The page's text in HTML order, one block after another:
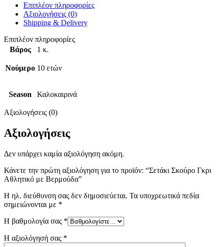
Επιπλέον πληροφορίες
Αξιολογήσεις (0)
Shipping & Delivery
Επιπλέον πληροφορίες
Βάρος
1 κ.
Νούμερο 10 ετών
Season Καλοκαιρινά
Αξιολογήσεις (0)
Αξιολογήσεις
Δεν υπάρχει καμία αξιολόγηση ακόμη.
Κάνετε την πρώτη αξιολόγηση για το προϊόν: “Σετάκι Σκούρο Γκρι
Αθλητικό με Βερμούδα”
Η ηλ. διεύθυνση σας δεν δημοσιεύεται. Τα υποχρεωτικά πεδία
σημειώνονται με *
Η βαθμολογία σας *
Η αξιολόγησή σας *